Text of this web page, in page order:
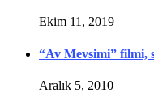
Ekim 11, 2019
“Av Mevsimi” filmi,
Aralık 5, 2010